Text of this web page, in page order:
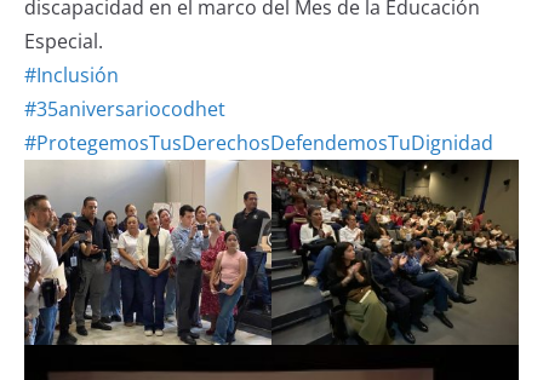
discapacidad en el marco del Mes de la Educación
Especial.
#Inclusión
#35aniversariocodhet
#ProtegemosTusDerechosDefendemosTuDignidad